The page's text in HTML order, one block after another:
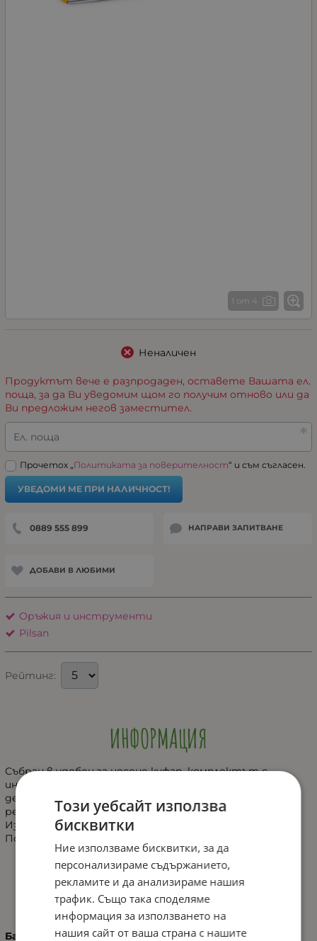
1 от 4
Неналичен
Продуктът вече е разпродаден, оставете Вашата ел.
поща, за да Ви уведомим щом го получим отново или да
Ви предложим негов заместител.
Ел. поща
Прочетох „ Политиката за поверителност“ и съм съгласен.
УВЕДОМИ МЕ ПРИ НАЛИЧНОСТ!
0889 555 899 НАПРАВИ ЗАПИТВАНЕ
ДОБАВИ В ЛЮБИМИ
Оръжия и инструменти
Pilsan
Рейтинг:
ИНФОРМАЦИЯ
Събран в удобен за носене куфар, комплектът с
инструменти на Pilsan ще предостави на Вашето
дете възможност за часове забавни игри прекарани в
ремонтни дейности у дома или навън.
Изработен от изцяло нетоксични материали.
Подходящ за деца над 3 годишна възраст.
ХАРАКТЕРИСТИКИ
Баркод (ISBN, UPC, др.)
Този уебсайт използва
бисквитки
Ние използваме бисквитки, за да
персонализираме съдържанието,
рекламите и да анализираме нашия
трафик. Също така споделяме
информация за използването на
нашия сайт от ваша страна с нашите